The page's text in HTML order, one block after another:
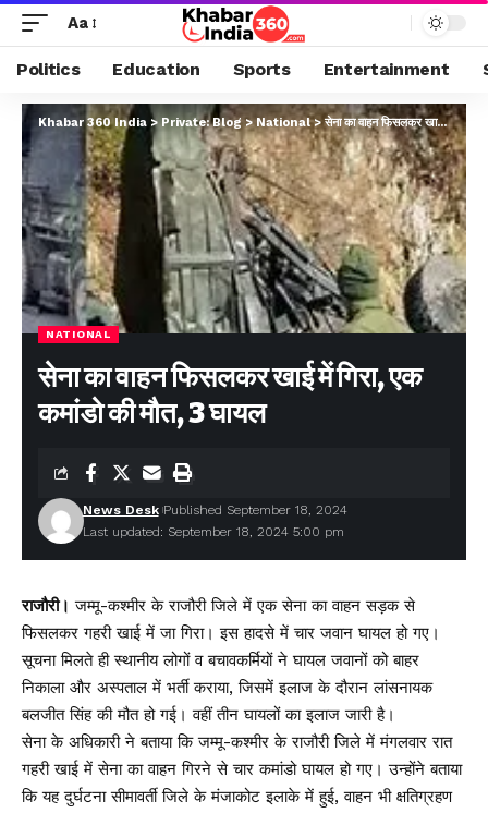
Aa
Politics Education Sports Entertainment
Khabar 360 India >Private: Blog >National>सेना का वाहन फिसलकर खाई में गिरा, एक कमांडो की मौत, 3 घायल
NATIONAL
सेना का वाहन फिसलकर खाई में गिरा, एक
कमांडो की मौत, 3 घायल
Last updated: September 18, 2024 5:00 pm
News Desk Published September 18, 2024
राजौरी। जम्मू-कश्मीर के राजौरी जिले में एक सेना का वाहन सड़क से
फिसलकर गहरी खाई में जा गिरा। इस हादसे में चार जवान घायल हो गए।
सूचना मिलते ही स्थानीय लोगों व बचावकर्मियों ने घायल जवानों को बाहर
निकाला और अस्पताल में भर्ती कराया, जिसमें इलाज के दौरान लांसनायक
बलजीत सिंह की मौत हो गई। वहीं तीन घायलों का इलाज जारी है।
सेना के अधिकारी ने बताया कि जम्मू-कश्मीर के राजौरी जिले में मंगलवार रात
गहरी खाई में सेना का वाहन गिरने से चार कमांडो घायल हो गए। उन्होंने बताया
कि यह दुर्घटना सीमावर्ती जिले के मंजाकोट इलाके में हुई, वाहन भी क्षतिग्रहण